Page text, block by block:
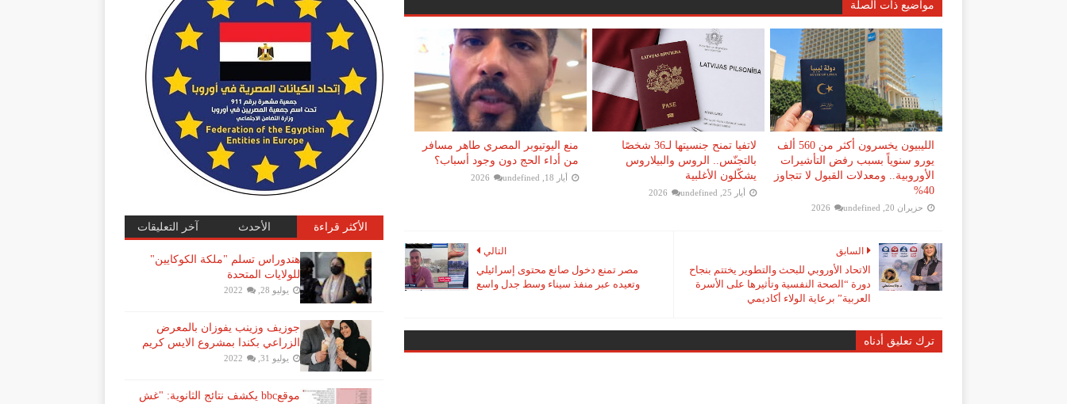
مواضيع ذات الصلة
الليبيون يخسرون أكثر من 560 ألف
يورو سنوياً بسبب رفض التأشيرات
الأوروبية.. ومعدلات القبول لا تتجاوز
40%
حزيران 20, 2026 undefined
لاتفيا تمنح جنسيتها لـ36 شخصًا
بالتجنّس.. الروس والبيلاروس
يشكّلون الأغلبية
أيار 25, 2026 undefined
منع اليوتيوبر المصري طاهر مسافر
من أداء الحج دون وجود أسباب؟
أيار 18, 2026 undefined
التالي
مصر تمنع دخول صانع محتوى إسرائيلي
وتعيده عبر منفذ سيناء وسط جدل واسع
السابق
الاتحاد الأوروبي للبحث والتطوير يختتم بنجاح
دورة “الصحة النفسية وتأثيرها على الأسرة
العربية” برعاية الولاء أكاديمي
ترك تعليق أدناه
الأكثر قراءة الأحدث آخر التعليقات
هندوراس تسلم "ملكة الكوكايين"
للولايات المتحدة
يوليو 28, 2022
جوزيف وزينب يفوزان بالمعرض
الزراعي بكندا بمشروع الايس كريم
يوليو 31, 2022
موقعbbc يكشف نتائج الثانوية: "غش